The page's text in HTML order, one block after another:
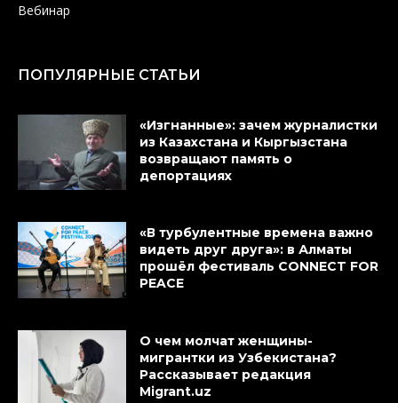
Вебинар
ПОПУЛЯРНЫЕ СТАТЬИ
«Изгнанные»: зачем журналистки
из Казахстана и Кыргызстана
возвращают память о
депортациях
«В турбулентные времена важно
видеть друг друга»: в Алматы
прошёл фестиваль CONNECT FOR
PEACE
О чем молчат женщины-
мигрантки из Узбекистана?
Рассказывает редакция
Migrant.uz